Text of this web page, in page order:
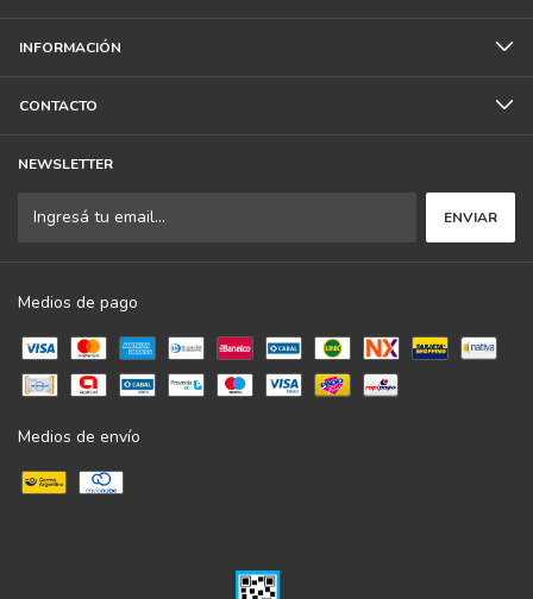
INFORMACIÓN
CONTACTO
NEWSLETTER
Medios de pago
Medios de envío